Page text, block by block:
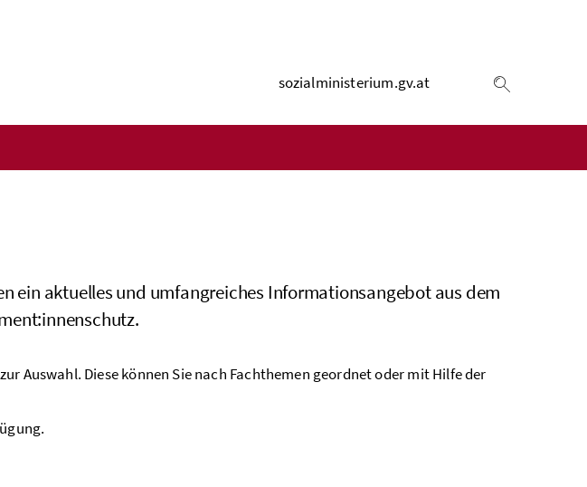
sozialministerium.gv.at
ein aktuelles und umfangreiches Informationsangebot aus dem
Auswahl. Diese können Sie nach Fachthemen geordnet oder mit Hilfe der